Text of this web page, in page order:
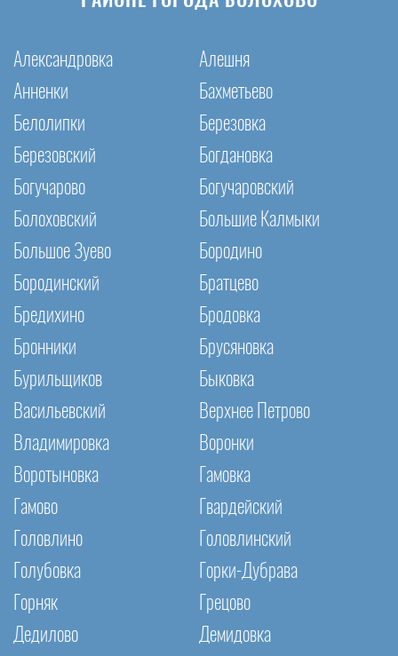
Александровка
Алешня
Анненки
Бахметьево
Белолипки
Березовка
Березовский
Богдановка
Богучарово
Богучаровский
Болоховский
Большие Калмыки
Большое Зуево
Бородино
Бородинский
Братцево
Бредихино
Бродовка
Бронники
Брусяновка
Бурильщиков
Быковка
Васильевский
Верхнее Петрово
Владимировка
Воронки
Воротыновка
Гамовка
Гамово
Гвардейский
Головлино
Головлинский
Голубовка
Горки-Дубрава
Горняк
Грецово
Дедилово
Демидовка